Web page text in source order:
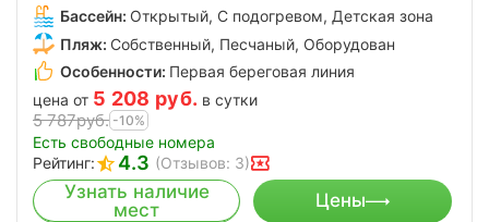
Бассейн: Открытый, С подогревом, Детская зона
Пляж: Собственный, Песчаный, Оборудован
Особенности: Первая береговая линия
цена от 5 208 руб. в сутки
5 787руб. -10%
Есть свободные номера
Рейтинг:
4.3 (Отзывов: 3)
Узнать наличие
мест
Цены